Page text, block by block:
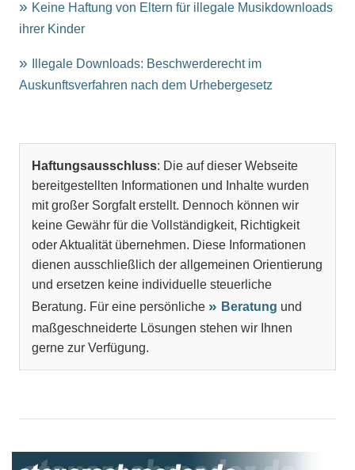
Keine Haftung von Eltern für illegale Musikdownloads
ihrer Kinder
Illegale Downloads: Beschwerderecht im
Auskunftsverfahren nach dem Urhebergesetz
Haftungsausschluss: Die auf dieser Webseite
bereitgestellten Informationen und Inhalte wurden
mit großer Sorgfalt erstellt. Dennoch können wir
keine Gewähr für die Vollständigkeit, Richtigkeit
oder Aktualität übernehmen. Diese Informationen
dienen ausschließlich der allgemeinen Orientierung
und ersetzen keine individuelle steuerliche
Beratung. Für eine persönliche
Beratung und
maßgeschneiderte Lösungen stehen wir Ihnen
gerne zur Verfügung.